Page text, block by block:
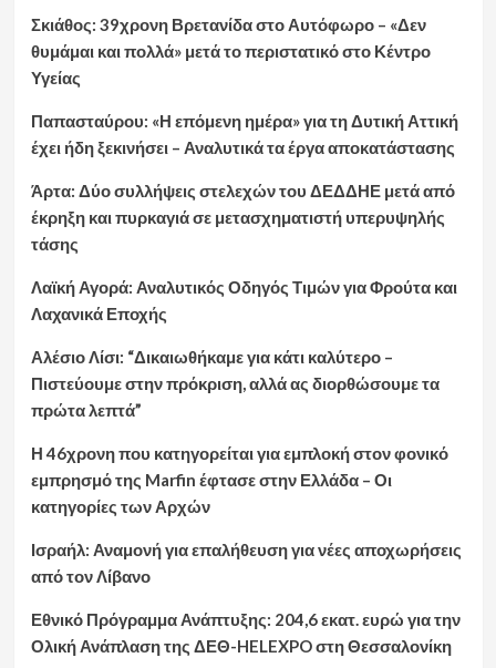
Σκιάθος: 39χρονη Βρετανίδα στο Αυτόφωρο – «Δεν
θυμάμαι και πολλά» μετά το περιστατικό στο Κέντρο
Υγείας
Παπασταύρου: «Η επόμενη ημέρα» για τη Δυτική Αττική
έχει ήδη ξεκινήσει – Αναλυτικά τα έργα αποκατάστασης
Άρτα: Δύο συλλήψεις στελεχών του ΔΕΔΔΗΕ μετά από
έκρηξη και πυρκαγιά σε μετασχηματιστή υπερυψηλής
τάσης
Λαϊκή Αγορά: Αναλυτικός Οδηγός Τιμών για Φρούτα και
Λαχανικά Εποχής
Αλέσιο Λίσι: “Δικαιωθήκαμε για κάτι καλύτερο –
Πιστεύουμε στην πρόκριση, αλλά ας διορθώσουμε τα
πρώτα λεπτά”
Η 46χρονη που κατηγορείται για εμπλοκή στον φονικό
εμπρησμό της Marfin έφτασε στην Ελλάδα – Οι
κατηγορίες των Αρχών
Ισραήλ: Αναμονή για επαλήθευση για νέες αποχωρήσεις
από τον Λίβανο
Εθνικό Πρόγραμμα Ανάπτυξης: 204,6 εκατ. ευρώ για την
Ολική Ανάπλαση της ΔΕΘ-HELEXPO στη Θεσσαλονίκη